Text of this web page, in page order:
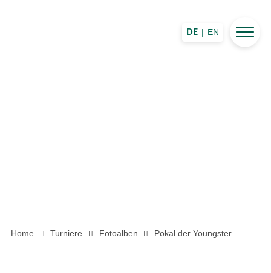
DE | EN
Home Turniere Fotoalben Pokal der Youngster